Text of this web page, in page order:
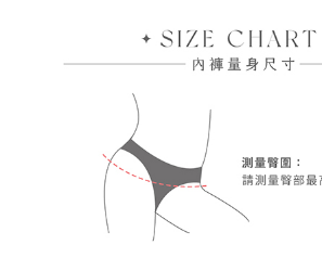
每筆NT$200，滿NT$1,500(含以上)免運費